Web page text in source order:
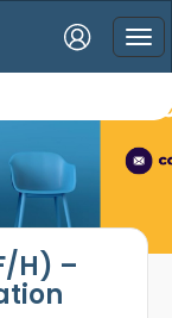
oublié ?
H) –